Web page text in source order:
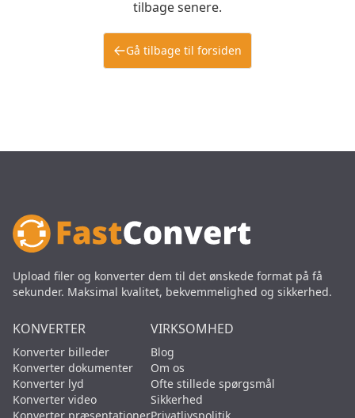
tilbage senere.
Gå tilbage til forsiden
Upload filer og konverter dem til det ønskede format på få
sekunder. Maksimal kvalitet, bekvemmelighed og sikkerhed.
KONVERTER
Konverter billeder
Konverter dokumenter
Konverter lyd
Konverter video
VIRKSOMHED
Blog
Om os
Ofte stillede spørgsmål
Sikkerhed